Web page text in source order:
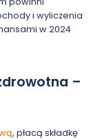
i wyliczenia
w 2024
–
, płacą składkę